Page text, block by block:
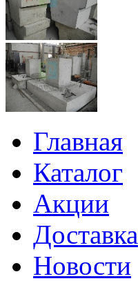
Главная
Каталог
Акции
Доставка
Новости